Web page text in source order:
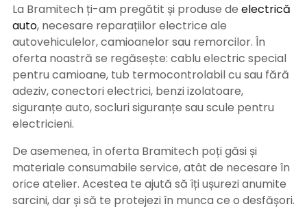
La Bramitech ți-am pregătit și produse de electrică
auto, necesare reparațiilor electrice ale
autovehiculelor, camioanelor sau remorcilor. În
oferta noastră se regăsește: cablu electric special
pentru camioane, tub termocontrolabil cu sau fără
adeziv, conectori electrici, benzi izolatoare,
siguranțe auto, socluri siguranțe sau scule pentru
electricieni.
De asemenea, în oferta Bramitech poți găsi și
materiale consumabile service, atât de necesare în
orice atelier. Acestea te ajută să îți ușurezi anumite
sarcini, dar și să te protejezi în munca ce o desfășori.